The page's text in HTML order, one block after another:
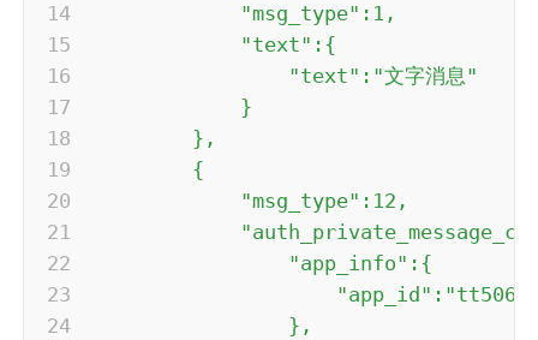
            "msg_type":1,
            "text":{
                "text":"文字消息"
            }
        },
        {
            "msg_type":12,
                "app_info":{
                },